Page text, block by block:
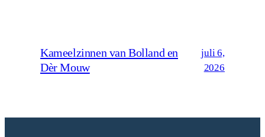
Kameelzinnen van Bolland en
Dèr Mouw
juli 6,
2026